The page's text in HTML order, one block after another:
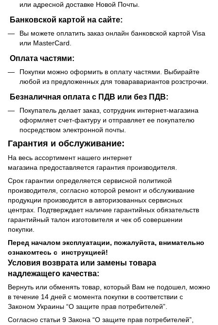
или адресной доставке Новой Почты.
Банковской картой на сайте:
Вы можете оплатить заказ онлайн банковской картой Visa
или MasterCard.
Оплата частями:
Покупки можно оформить в оплату частями. Выбирайте
любой из предложенных для товаравариантов розстрочки.
Безналичная оплата с ПДВ или без ПДВ:
Покупатель делает заказ, сотрудник интернет-магазина
оформляет счет-фактуру и отправляет ее покупателю
посредством электронной почты.
Гарантия и обслуживание:
На весь ассортимент нашего интернет
магазина предоставляется гарантия производителя.
Срок гарантии определяется сервисной политикой
производителя, согласно которой ремонт и обслуживание
продукции производится в авторизованных сервисных
центрах. Подтверждает наличие гарантийных обязательств
гарантийный талон изготовителя и чек об совершении
покупки.
Перед началом эксплуатации, пожалуйста, внимательно
ознакомтесь с инструкцией!
Условия возврата или замены товара
надлежащего качества:
Вернуть или обменять товар, который Вам не подошел, можно
в течение 14 дней с момента покупки в соответствии с
Законом Украины “О защите прав потребителей”.
Согласно статьи 9 Закона “О защите прав потребителей”,